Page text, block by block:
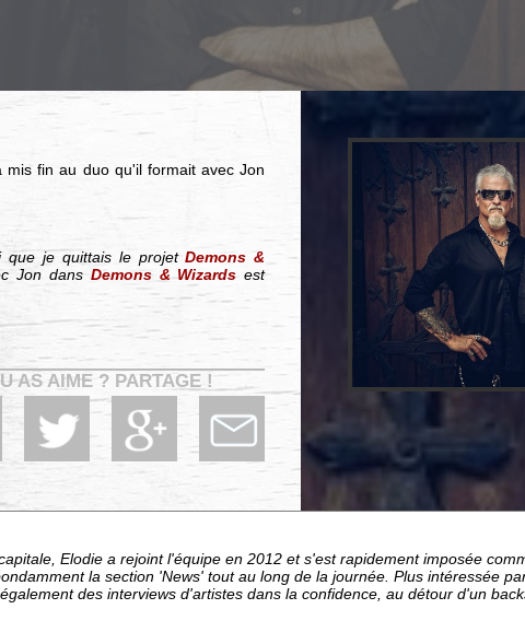
mis fin au duo qu'il formait avec Jon
que je quittais le projetDemons &
Jon dans Demons & Wizards est
AS AIME ? PARTAGE !
Elodie a rejoint l'équipe en 2012 et s'est rapidement imposée
la section 'News' tout au long de la journée. Plus intéressée
des interviews d'artistes dans la confidence, au détour d'un